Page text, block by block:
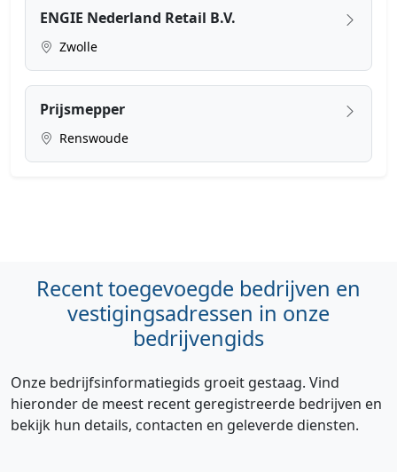
ENGIE Nederland Retail B.V.
Zwolle
Prijsmepper
Renswoude
Recent toegevoegde bedrijven en
vestigingsadressen in onze
bedrijvengids
Onze bedrijfsinformatiegids groeit gestaag. Vind
hieronder de meest recent geregistreerde bedrijven en
bekijk hun details, contacten en geleverde diensten.